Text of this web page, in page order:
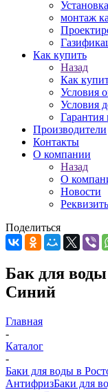
монтаж
Как купить
Назад
Как
Условия
Условия
Гарантия
Производители
Контакты
О компании
Назад
О
Новости
Поделиться
Бак для
Синий
Главная
-
Каталог
-
Баки для воды в
АнтифризБаки для